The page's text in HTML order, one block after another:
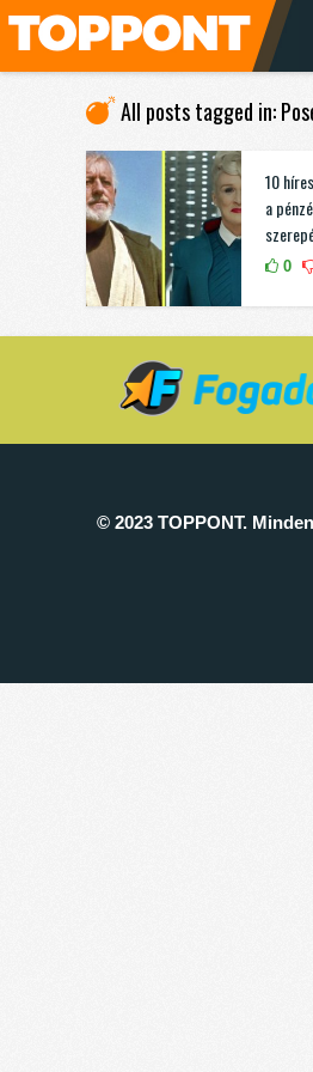
All posts tagged in:
10
a
0
© 2023 TOPPONT.